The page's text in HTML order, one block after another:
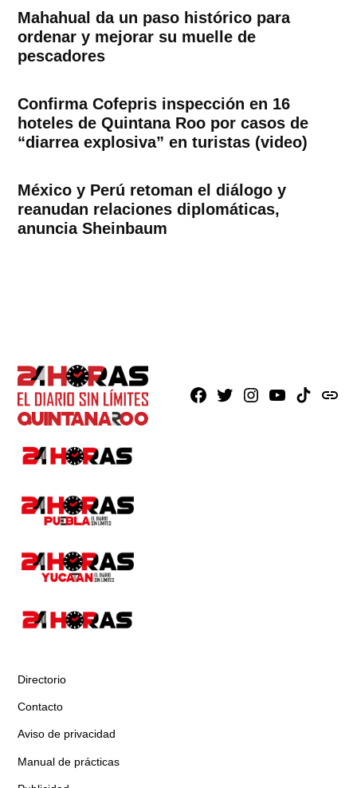
Mahahual da un paso histórico para
ordenar y mejorar su muelle de
pescadores
Confirma Cofepris inspección en 16
hoteles de Quintana Roo por casos de
“diarrea explosiva” en turistas (video)
México y Perú retoman el diálogo y
reanudan relaciones diplomáticas,
anuncia Sheinbaum
Facebook
X Instagram
YoutubeTikTokissuu
Directorio
Contacto
Aviso de privacidad
Manual de prácticas